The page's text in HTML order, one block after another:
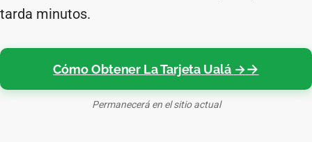
tarda minutos.
Cómo Obtener La Tarjeta Ualá →
Permanecerá en el sitio actual